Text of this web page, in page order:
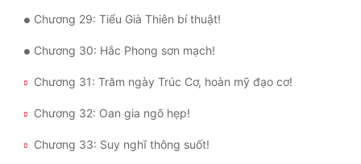
Chương 29: Tiểu Già Thiên bí thuật!
Chương 30: Hắc Phong sơn mạch!
Chương 31: Trăm ngày Trúc Cơ, hoàn mỹ đạo cơ!
Chương 32: Oan gia ngõ hẹp!
Chương 33: Suy nghĩ thông suốt!